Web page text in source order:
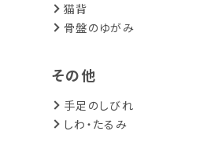
猫背
骨盤のゆがみ
その他
手足のしびれ
しわ・たるみ